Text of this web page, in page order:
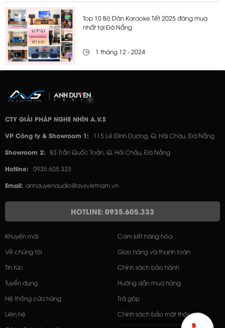
Top 10 Bộ Dàn Karaoke Tết 2025 đáng mua
nhất tại Đà Nẵng
1 tháng 12 - 2024
CTY GIẢI PHÁP NGHE NHÌN A.V.S
VP Công ty & Showroom 1: 115 Lê Đình Dương, Q. Hải Châu, Đà Nẵng
Showroom 2: 83 Trần Quốc Toản, Q. Hải Châu, Đà Nẵng
Hotline: 0935 605 333
Email: anhduyenaudio@avsvietnam.vn
HOTLINE: 0935.605.333
Khuyến mãi
Về chúng tôi
Tin tức
Tuyển dụng
Hệ thống cửa hàng
Liên hệ
Cam kết hàng hóa
Giao hàng và thanh toán
Chính sách bảo hành
Hướng dẫn mua hàng
Trả góp
Chính sách bảo mật thông tin